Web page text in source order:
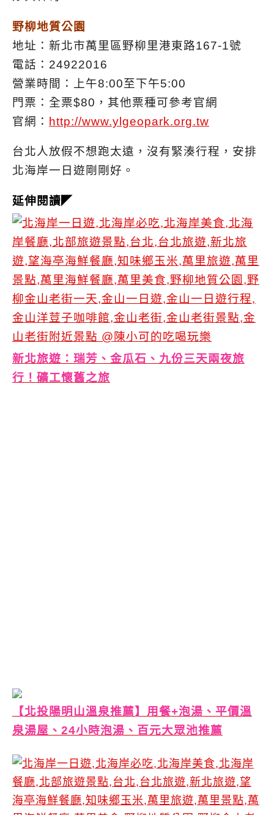
野柳地質公園
地址：新北市萬里區野柳里港東路167-1號
電話：24922016
營業時間：上午8:00至下午5:00
門票：全票$80，其他票種可參考官網
官網： http://www.ylgeopark.org.tw
台北人放假不想跑太遠，沒有緊湊行程，安排
北海岸一日遊剛剛好。
延伸閱讀◤
新北旅遊：瑞芳、金瓜石、九份三天兩夜旅
行！礦工懷舊之旅
【北投陽明山溫泉推薦】用餐+泡湯、平價溫
泉湯屋、24小時泡湯、百元大眾池推薦